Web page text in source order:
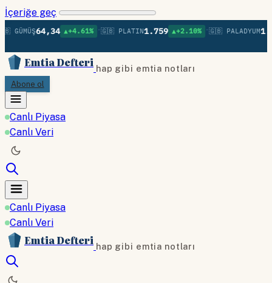
İçeriğe geç
GÜMÜŞ64,34 ▲+4.61% • 🇬🇧 PLATIN1.759 ▲+2.10% • 🇬🇧 PALADYUM
Emtia Defteri hap gibi emtia notları
Abone ol
Canlı Piyasa
Canlı Veri
Canlı Piyasa
Canlı Veri
Emtia Defteri hap gibi emtia notları